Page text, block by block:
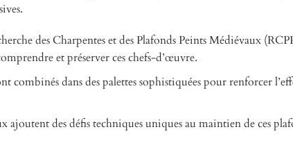
des Charpentes et des Plafonds Peints Médiévaux
et préserver ces chefs-d’œuvre.
combinés dans des palettes sophistiquées pour renforcer
ajoutent des défis techniques uniques au maintien de ces